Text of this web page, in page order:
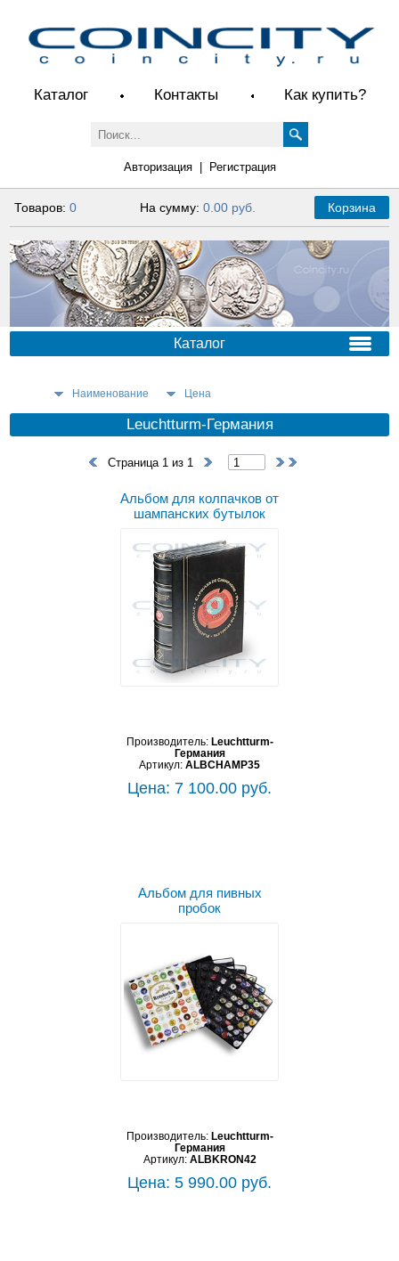
Каталог Контакты Как купить?
Авторизация| Регистрация
Товаров:0 На сумму: 0.00 руб. Корзина
Каталог
Наименование Цена
Leuchtturm-Германия
Страница 1 из 1
Альбом для колпачков от
шампанских бутылок
Производитель: Leuchtturm-
Германия
Артикул: ALBCHAMP35
Цена: 7 100.00 руб.
Альбом для пивных
пробок
Производитель: Leuchtturm-
Германия
Артикул: ALBKRON42
Цена: 5 990.00 руб.